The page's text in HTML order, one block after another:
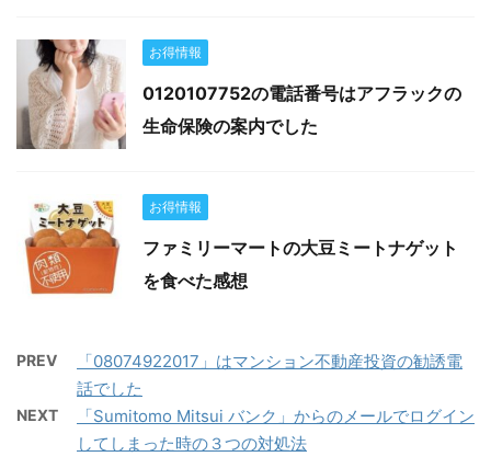
お得情報
0120107752の電話番号はアフラックの
生命保険の案内でした
お得情報
ファミリーマートの大豆ミートナゲット
を食べた感想
PREV
「08074922017」はマンション不動産投資の勧誘電
話でした
NEXT
「Sumitomo Mitsui バンク」からのメールでログイン
してしまった時の３つの対処法